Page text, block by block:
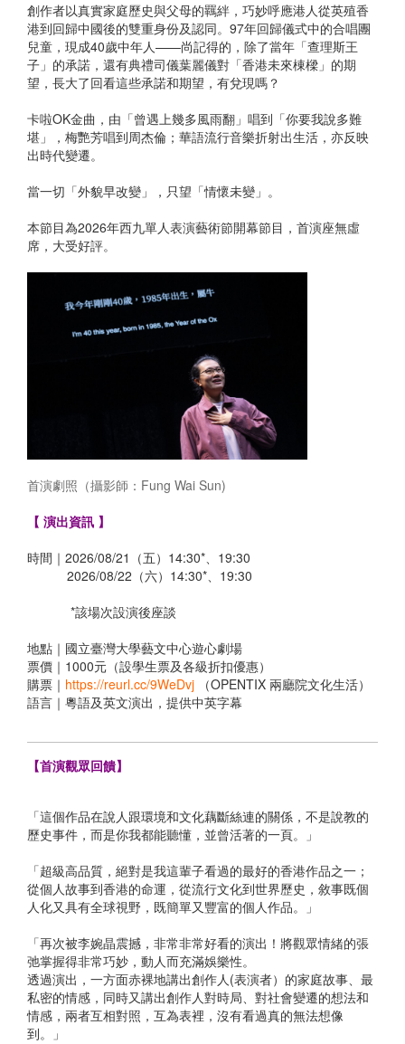
創作者以真實家庭歷史與父母的羈絆，巧妙呼應港人從英殖香
港到回歸中國後的雙重身份及認同。97年回歸儀式中的合唱團
兒童，現成40歲中年人——尚記得的，除了當年「查理斯王
子」的承諾，還有典禮司儀葉麗儀對「香港未來棟樑」的期
望，長大了回看這些承諾和期望，有兌現嗎？
卡啦OK金曲，由「曾遇上幾多風雨翻」唱到「你要我說多難
堪」，梅艷芳唱到周杰倫；華語流行音樂折射出生活，亦反映
出時代變遷。
當一切「外貌早改變」，只望「情懷未變」。
本節目為2026年西九單人表演藝術節開幕節目，首演座無虛
席，大受好評。
首演劇照（攝影師：Fung Wai Sun)
【 演出資訊 】
時間｜2026/08/21（五）14:30*、19:30
2026/08/22（六）14:30*、19:30
*該場次設演後座談
地點｜國立臺灣大學藝文中心遊心劇場
票價｜1000元（設學生票及各級折扣優惠）
購票｜ https://reurl.cc/9WeDvj （OPENTIX 兩廳院文化生活）
語言｜粵語及英文演出，提供中英字幕
【首演觀眾回饋】
「這個作品在說人跟環境和文化藕斷絲連的關係，不是說教的
歷史事件，而是你我都能聽懂，並曾活著的一頁。」
「超級高品質，絕對是我這輩子看過的最好的香港作品之一；
從個人故事到香港的命運，從流行文化到世界歷史，敘事既個
人化又具有全球視野，既簡單又豐富的個人作品。」
「再次被李婉晶震撼，非常非常好看的演出！將觀眾情緒的張
弛掌握得非常巧妙，動人而充滿娛樂性。
透過演出，一方面赤裸地講出創作人(表演者）的家庭故事、最
私密的情感，同時又講出創作人對時局、對社會變遷的想法和
情感，兩者互相對照，互為表裡，沒有看過真的無法想像
到。」